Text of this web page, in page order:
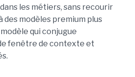
dans les métiers, sans recourir
modèles premium plus
qui conjugue
fenêtre de contexte et